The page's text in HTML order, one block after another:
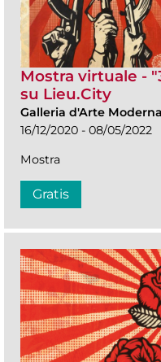
Mostra virtuale -
su Lieu.City
Galleria d'Arte Moderna
16/12/2020 - 08/05/2022
Mostra
Gratis